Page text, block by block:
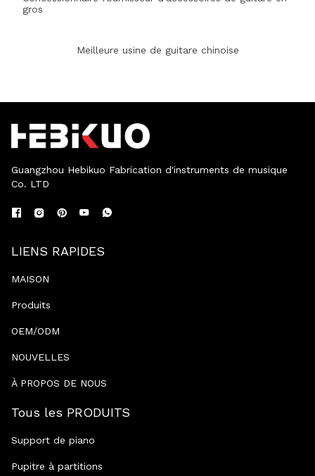
gros
Meilleure usine de guitare chinoise
Guangzhou Hebikuo Fabrication d'instruments de musique
Co. LTD
LIENS RAPIDES
MAISON
Produits
OEM/ODM
NOUVELLES
À PROPOS DE NOUS
Tous les PRODUITS
Support de piano
Pupitre à partitions